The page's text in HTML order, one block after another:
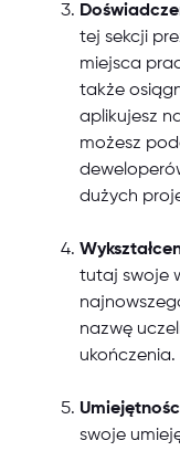
tej sekcji
miejsca
także
aplikujesz
możesz
dużych
tutaj swoje
nazwę
ukończenia.
swoje